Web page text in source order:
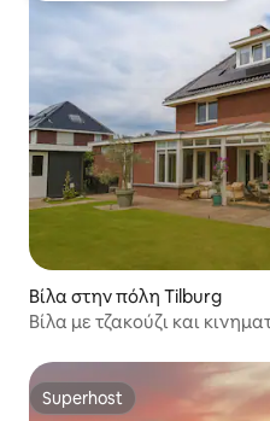
Βίλα στην πόλη Tilburg
Βίλα με τζακούζι και
Superhost
Superhost